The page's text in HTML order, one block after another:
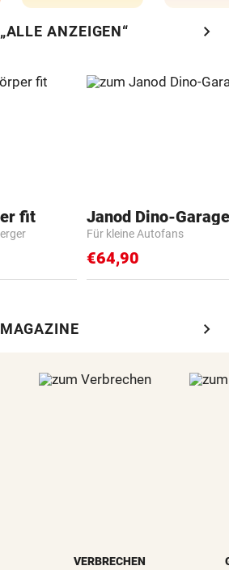
ANZEIGEN“ chevron_right
fit Janod Dino-Garage
Für kleine Autofans
€64,90
chevron_right
VERBRECHEN